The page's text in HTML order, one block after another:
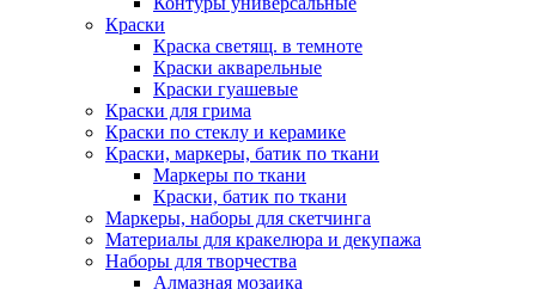
Краски
Краска светящ. в темноте
Краски акварельные
Краски гуашевые
Краски для грима
Краски по стеклу и керамике
Краски, маркеры, батик по ткани
Маркеры по ткани
Краски, батик по ткани
Маркеры, наборы для скетчинга
Материалы для кракелюра и декупажа
Наборы для творчества
Алмазная мозаика